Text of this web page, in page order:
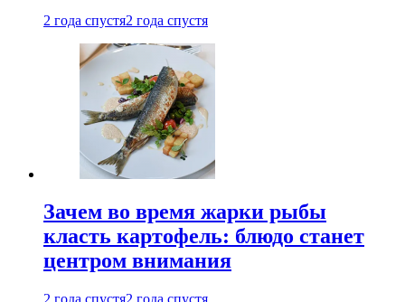
2 года спустя2 года спустя
Зачем во время жарки рыбы
класть картофель: блюдо станет
центром внимания